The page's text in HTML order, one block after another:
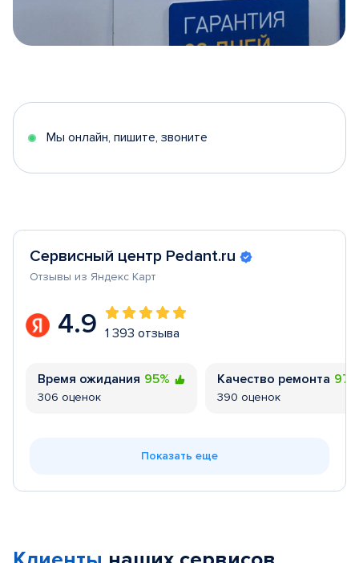
5
Мы онлайн, пишите, звоните
Сервисный центр Pedant.ru
Отзывы из Яндекс Карт
4.9 1 393 отзыва
Время ожидания 95%
306 оценок
Качество ремонта
390 оценок
Показать еще